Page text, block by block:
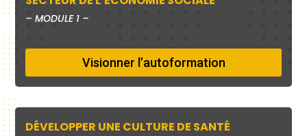
–MODULE 1 –
Visionner l’autoformation
DÉVELOPPER UNE CULTURE DE SANTÉ